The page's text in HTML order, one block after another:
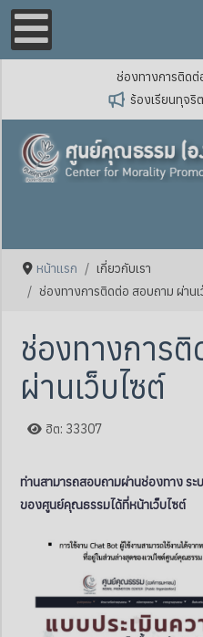
ช่องทางการติด
ร้องเรียนทุจริต
หน้าแรก
เกี่ยวกับเรา
ช่องทางการติดต่อ สอบถาม ผ่าน
ช่องทางการ
ผ่านเว็บไซต์
ฮิต: 33307
ท่านสามารถสอบถามผ่านช่องทาง ร
ของศูนย์คุณธรรมได้ที่หน้าเว็บไซต์